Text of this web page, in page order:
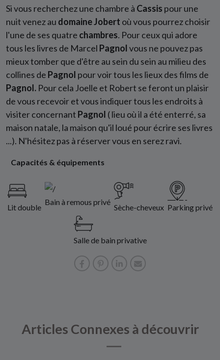
Si vous recherchez une chambre à Cassis pour une
nuit venez au domaine Jobert où vous pourrez choisir
l'une de ses quatre chambres. Pour ceux qui adore
tous les livres de Marcel Pagnolvous ne pouvez pas
mieux tomber que d'être au sein du sein au milieu des
collines de Pagnol pour voir tous les lieux des films de
Pagnol. Pour cela Joelle et Robert se feront un plaisir
de vous recevoir et vous indiquer tous les endroits à
visiter concernant Pagnol ( lieu où il a été enterré, sa
maison natale, la maison qu'il loué pour écrire ses livres
...). N'hésitez pas à réserver vous en serez ravi.
Capacités & équipements
Lit double
Bain à remous privé
Sèche-cheveux Parking privé
Salle de bain privative
Articles Connexes à découvrir